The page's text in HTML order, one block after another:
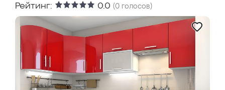
Рейтинг: 0.0 (0 голосов)